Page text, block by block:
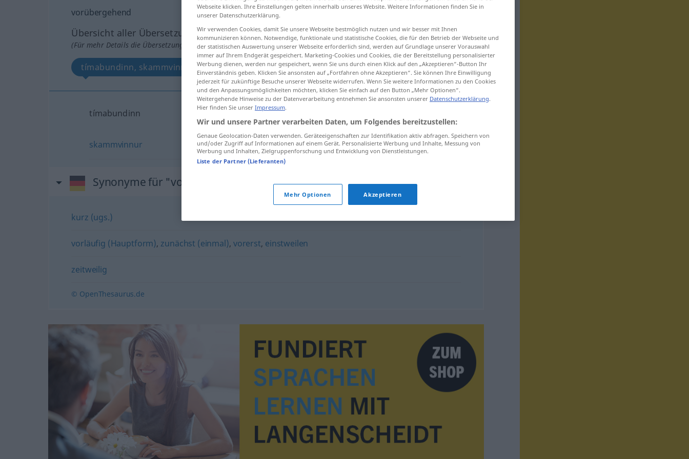
vorübergehend
Übersicht aller Übersetzungen
(Für mehr Details die Übersetzung anklicken/antippen)
tímabundinn, skammvinnur
tímabundinn
skammvinnur vorübergehend
Synonyme für "vorübergehend"
kurz (ugs.)
vorläufig (Hauptform), zunächst (einmal), vorerst, einstweilen
zeitweilig
© OpenThesaurus.de
Webseite klicken. Ihre Einstellungen gelten innerhalb unseres Website. Weitere Informationen finden Sie in
unserer Datenschutzerklärung.
Wir verwenden Cookies, damit Sie unsere Webseite bestmöglich nutzen und wir besser mit Ihnen
kommunizieren können. Notwendige, funktionale und statistische Cookies, die für den Betrieb der Webseite und
der statistischen Auswertung unserer Webseite erforderlich sind, werden auf Grundlage unserer Vorauswahl
immer auf Ihrem Endgerät gespeichert. Marketing-Cookies und Cookies, die der Bereitstellung personalisierter
Werbung dienen, werden nur gespeichert, wenn Sie uns durch einen Klick auf den „Akzeptieren“-Button Ihr
Einverständnis geben. Klicken Sie ansonsten auf „Fortfahren ohne Akzeptieren“. Sie können Ihre Einwilligung
jederzeit für zukünftige Besuche unserer Webseite widerrufen. Wenn Sie weitere Informationen zu den Cookies
und den Anpassungsmöglichkeiten möchten, klicken Sie einfach auf den Button „Mehr Optionen“.
Weitergehende Hinweise zu der Datenverarbeitung entnehmen Sie ansonsten unserer Datenschutzerklärung.
Hier finden Sie unser Impressum.
Wir und unsere Partner verarbeiten Daten, um Folgendes bereitzustellen:
Genaue Geolocation-Daten verwenden. Geräteeigenschaften zur Identifikation aktiv abfragen. Speichern von
und/oder Zugriff auf Informationen auf einem Gerät. Personalisierte Werbung und Inhalte, Messung von
Werbung und Inhalten, Zielgruppenforschung und Entwicklung von Dienstleistungen.
Liste der Partner (Lieferanten)
Mehr Optionen Akzeptieren